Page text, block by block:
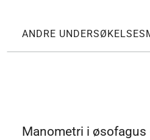
ANDRE
Manometri i øsofagus